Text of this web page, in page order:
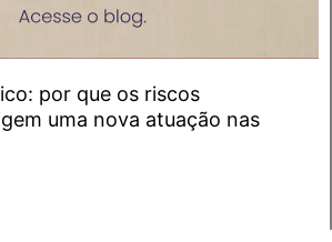
por que os riscos
uma nova atuação nas